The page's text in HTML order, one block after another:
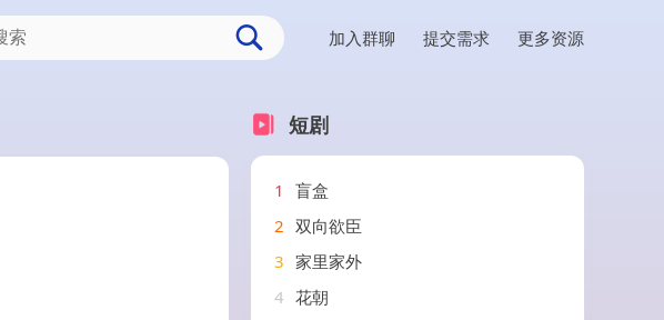
加入群聊 提交需求 更多资源
短剧
1
盲盒
2 双向欲臣
3 家里家外
4 花朝